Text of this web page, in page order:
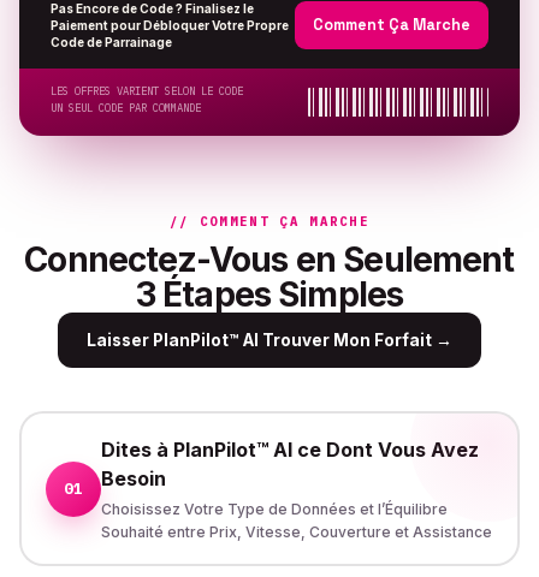
Pas Encore de Code ? Finalisez le
Paiement pour Débloquer Votre Propre
Code de Parrainage
Comment Ça Marche
LES OFFRES VARIENT SELON LE CODE
UN SEUL CODE PAR COMMANDE
// COMMENT ÇA MARCHE
Connectez-Vous en Seulement
3 Étapes Simples
Laisser PlanPilot™ AI Trouver Mon Forfait →
01
Dites à PlanPilot™ AI ce Dont Vous Avez
Besoin
Choisissez Votre Type de Données et l’Équilibre
Souhaité entre Prix, Vitesse, Couverture et Assistance